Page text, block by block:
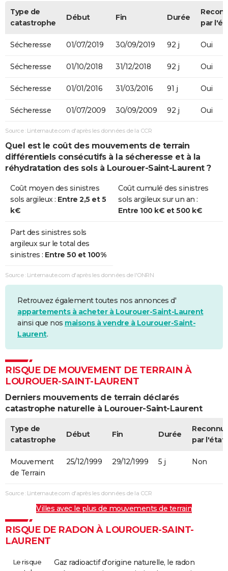
Type de
catastrophe
Début Fin Durée
par
Sécheresse 01/07/2019 30/09/2019 92 j Oui
Sécheresse 01/10/2018 31/12/2018 92 j Oui
Sécheresse 01/01/2016 31/03/2016 91 j Oui
Sécheresse 01/07/2009 30/09/2009 92 j Oui
Source : Linternaute.com d'après les données de la CCR
Quel est le coût des mouvements de terrain
différentiels consécutifs à la sécheresse et à la
réhydratation des sols à Lourouer-Saint-Laurent ?
Coût moyen des sinistres
sols argileux : Entre 2,5 et 5
k€
Coût cumulé des sinistres
sols argileux sur un an :
Entre 100 k€ et 500 k€
Part des sinistres sols
argileux sur le total des
sinistres : Entre 50 et 100%
Source : Linternaute.com d'après les données de l'ONRN
Retrouvez également toutes nos annonces d'
appartements à acheter à Lourouer-Saint-Laurent
ainsi que nos maisons à vendre à Lourouer-Saint-
Laurent.
RISQUE DE MOUVEMENT DE TERRAIN À
LOUROUER-SAINT-LAURENT
Derniers mouvements de terrain déclarés
catastrophe naturelle à Lourouer-Saint-Laurent
Type de
catastrophe
Début Fin Durée
par l'état
Mouvement
de Terrain
25/12/1999 29/12/1999 5 j Non
Source : Linternaute.com d'après les données de la CCR
Villes avec le plus de mouvements de terrain
RISQUE DE RADON À LOUROUER-SAINT-
LAURENT
Le risque
Gaz radioactif d'origine naturelle, le radon